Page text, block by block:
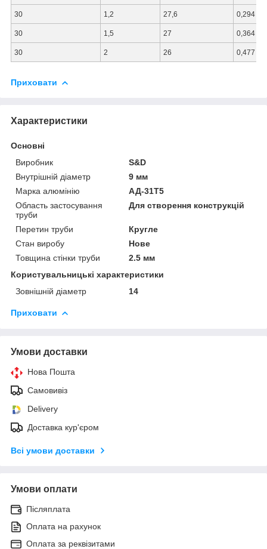
30 1,2 27,6 0,294
30 1,5 27 0,364
30 2 26 0,477
Приховати
Характеристики
Основні
Виробник
S&D
Внутрішній діаметр
9 мм
Марка алюмінію
АД-31Т5
Область застосування
труби
Для створення конструкцій
Перетин труби
Кругле
Стан виробу
Нове
Товщина стінки труби
2.5 мм
Користувальницькі характеристики
Зовнішній діаметр
14
Приховати
Умови доставки
Нова Пошта
Самовивіз
Delivery
Доставка кур'єром
Всі умови доставки
Умови оплати
Післяплата
Оплата на рахунок
Оплата за реквізитами